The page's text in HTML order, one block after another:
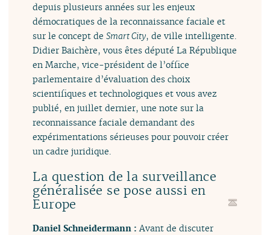
depuis plusieurs années sur les enjeux
démocratiques de la reconnaissance faciale et
sur le concept deSmart City, de ville intelligente.
Didier Baichère, vous êtes député La République
en Marche, vice-président de l’office
parlementaire d’évaluation des choix
scientifiques et technologiques et vous avez
publié, en juillet dernier, une note sur la
reconnaissance faciale demandant des
expérimentations sérieuses pour pouvoir créer
un cadre juridique.
La question de la surveillance
généralisée se pose aussi en
Europe
Daniel Schneidermann :Avant de discuter